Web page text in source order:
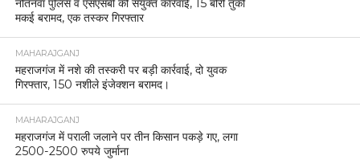
नौतनवां पुलिस व एसएसबी की संयुक्त कार्रवाई, 15 बोरी तुर्की
मकई बरामद, एक तस्कर गिरफ्तार
MAHARAJGANJ
महराजगंज में नशे की तस्करी पर बड़ी कार्रवाई, दो युवक
गिरफ्तार, 150 नशीले इंजेक्शन बरामद।
MAHARAJGANJ
महराजगंज में पराली जलाने पर तीन किसान पकड़े गए, लगा
2500-2500 रुपये जुर्माना